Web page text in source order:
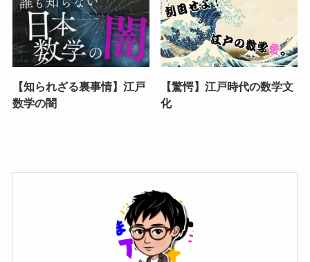
【知られざる裏事情】江戸
数学の闇
【驚愕】江戸時代の数学文
化